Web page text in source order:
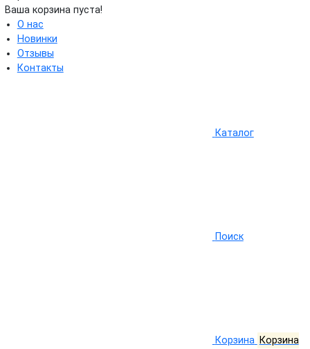
Ваша корзина пуста!
О нас
Новинки
Отзывы
Контакты
Каталог
Поиск
Корзина Корзина